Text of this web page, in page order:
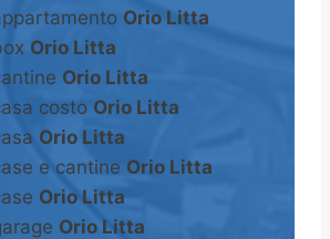
Orio Litta
Orio Litta
Orio Litta
costo Orio Litta
Orio Litta
e cantine Orio Litta
Orio Litta
Orio Litta